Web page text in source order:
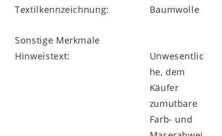
Textilkennzeichnung:
Baumwolle
Sonstige Merkmale
Hinweistext:
Unwesentlic
he, dem
Käufer
zumutbare
Farb- und